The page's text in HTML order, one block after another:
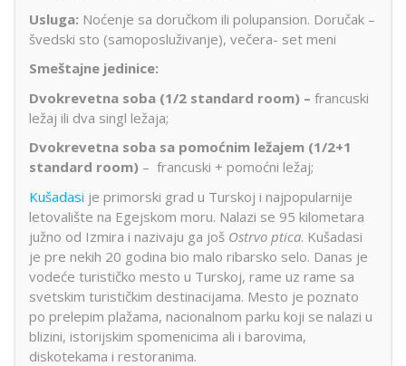
Usluga: Noćenje sa doručkom ili polupansion. Doručak –
švedski sto (samoposluživanje), večera- set meni
Smeštajne jedinice:
Dvokrevetna soba (1/2 standard room) – francuski
ležaj ili dva singl ležaja;
Dvokrevetna soba sa pomoćnim ležajem (1/2+1
standard room) – francuski + pomoćni ležaj;
Kušadasi je primorski grad u Turskoj i najpopularnije
letovalište na Egejskom moru. Nalazi se 95 kilometara
južno od Izmira i nazivaju ga još Ostrvo ptica. Kušadasi
je pre nekih 20 godina bio malo ribarsko selo. Danas je
vodeće turističko mesto u Turskoj, rame uz rame sa
svetskim turističkim destinacijama. Mesto je poznato
po prelepim plažama, nacionalnom parku koji se nalazi u
blizini, istorijskim spomenicima ali i barovima,
diskotekama i restoranima.